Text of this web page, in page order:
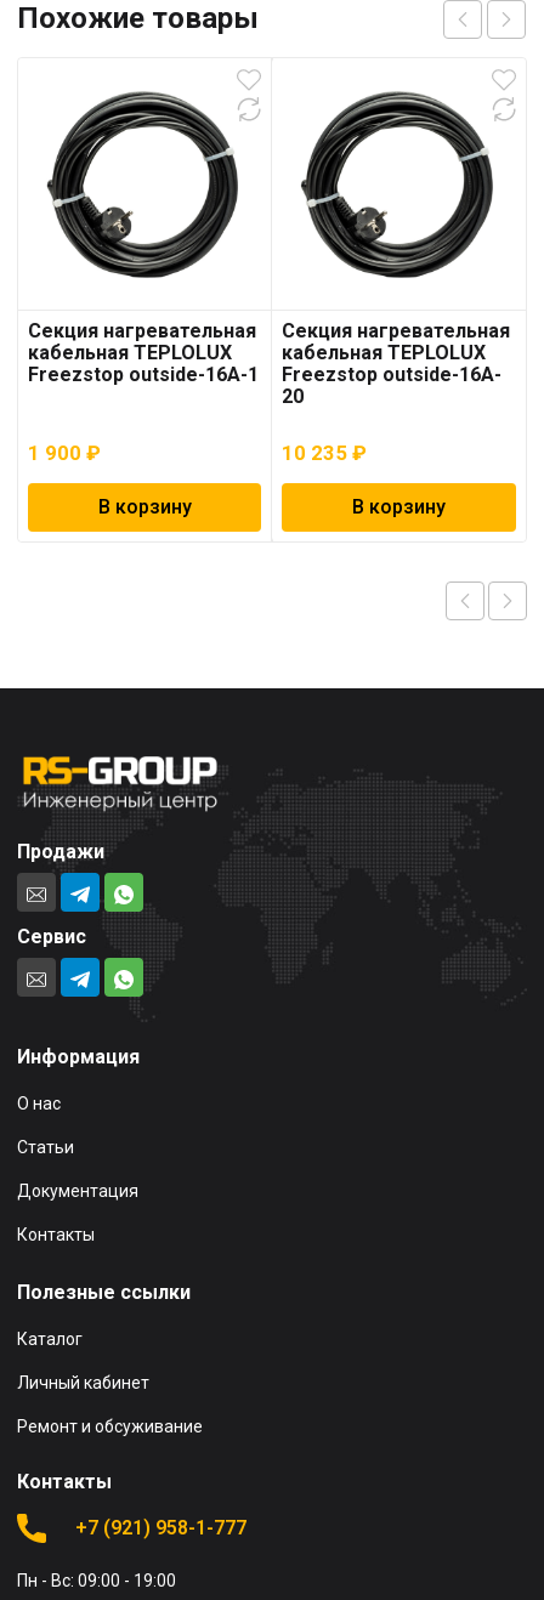
Похожие товары
Секция нагревательная
кабельная TEPLOLUX
Freezstop outside-16A-1
1 900 ₽
В корзину
Секция нагревательная
кабельная TEPLOLUX
Freezstop outside-16A-
20
10 235₽
В корзину
Продажи
Сервис
Информация
О нас
Статьи
Документация
Контакты
Полезные ссылки
Каталог
Личный кабинет
Ремонт и обсуживание
Контакты
+7 (921) 958-1-777
Пн - Вс: 09:00 - 19:00